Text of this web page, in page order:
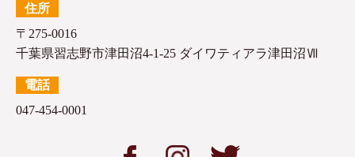
住所
〒275-0016
千葉県習志野市津田沼4-1-25 ダイワティアラ津田沼Ⅶ
電話
047-454-0001